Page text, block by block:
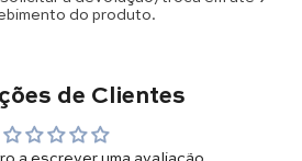
do produto.
de Clientes